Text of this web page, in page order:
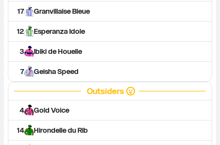
17 Granvillaise Bleue
12 Esperanza Idole
3 Ibiki de Houelle
7 Geisha Speed
Outsiders
4 Gold Voice
14 Hirondelle du Rib